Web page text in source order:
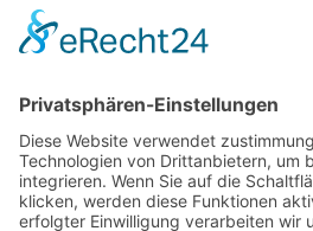
Kontakt
Königstraße 28
70173 Stuttgart
T: 0711 29 39 20
kontakt@kaestner-stuttgart.de
Unsere Öffnungszeiten